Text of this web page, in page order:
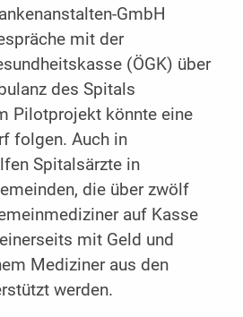
GmbH
mit der
(ÖGK) über
des Spitals
Pilotprojekt könnte eine
folgen. Auch in
Spitalsärzte in
die über zwölf
auf Kasse
mit Geld und
Mediziner aus den
werden.